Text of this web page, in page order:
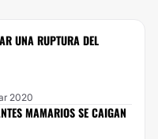
UNA RUPTURA DEL
2020
MAMARIOS SE CAIGAN